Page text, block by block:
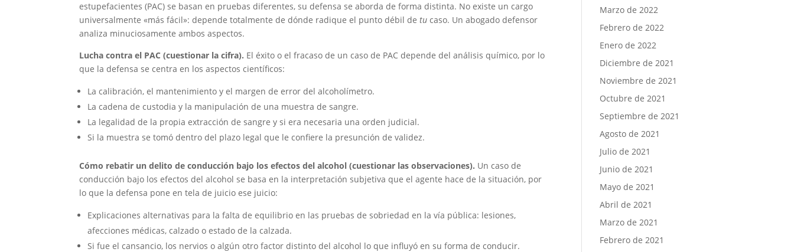
estupefacientes (PAC) se basan en pruebas diferentes, su defensa se aborda de forma distinta. No existe un cargo
universalmente «más fácil»: depende totalmente de dónde radique el punto débil detu caso. Un abogado defensor
analiza minuciosamente ambos aspectos.
Lucha contra el PAC (cuestionar la cifra). El éxito o el fracaso de un caso de PAC depende del análisis químico, por lo
que la defensa se centra en los aspectos científicos:
La calibración, el mantenimiento y el margen de error del alcoholímetro.
La cadena de custodia y la manipulación de una muestra de sangre.
La legalidad de la propia extracción de sangre y si era necesaria una orden judicial.
Si la muestra se tomó dentro del plazo legal que le confiere la presunción de validez.
Cómo rebatir un delito de conducción bajo los efectos del alcohol (cuestionar las observaciones). Un caso de
conducción bajo los efectos del alcohol se basa en la interpretación subjetiva que el agente hace de la situación, por
lo que la defensa pone en tela de juicio ese juicio:
Explicaciones alternativas para la falta de equilibrio en las pruebas de sobriedad en la vía pública: lesiones,
afecciones médicas, calzado o estado de la calzada.
Si fue el cansancio, los nervios o algún otro factor distinto del alcohol lo que influyó en su forma de conducir.
Marzo de 2022
Febrero de 2022
Enero de 2022
Diciembre de 2021
Noviembre de 2021
Octubre de 2021
Septiembre de 2021
Agosto de 2021
Julio de 2021
Junio de 2021
Mayo de 2021
Abril de 2021
Marzo de 2021
Febrero de 2021